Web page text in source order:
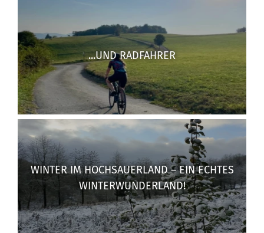
WINTER IM HOCHSAUERLAND – EIN ECHTES
WINTERWUNDERLAND!
...UND RADFAHRER